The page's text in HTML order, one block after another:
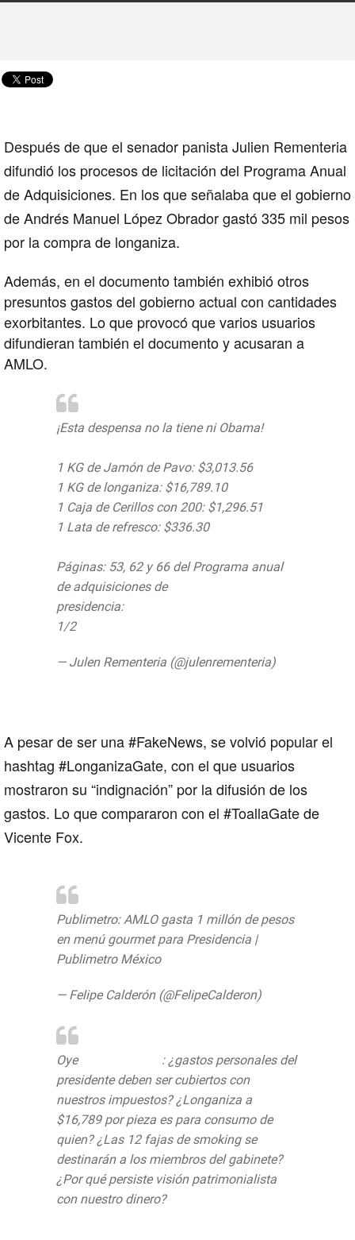
Después de que el senador panistaJulien Rementeria
difundió los procesos de licitación del Programa Anual
de Adquisiciones. En los que señalaba que el gobierno
de Andrés Manuel López Obrador gastó 335 mil pesos
por la compra de longaniza.
Además, en el documento también exhibió otros
presuntos gastos del gobierno actual con cantidades
exorbitantes. Lo que provocó que varios usuarios
difundieran también el documento y acusaran a
AMLO.
¡Esta despensa no la tiene ni Obama!
1 KG de Jamón de Pavo: $3,013.56
1 KG de longaniza: $16,789.10
1 Caja de Cerillos con 200: $1,296.51
1 Lata de refresco: $336.30
Páginas: 53, 62 y 66 del Programa anual
de adquisiciones de
presidencia:https://t.co/JYUy8wrwm1
1/2
— Julen Rementeria (@julenrementeria)
A pesar de ser una #FakeNews, se volvió popular el
hashtag #LonganizaGate, con el que usuarios
mostraron su “indignación” por la difusión de los
gastos. Lo que compararon con el #ToallaGatede
Vicente Fox.
Publimetro: AMLO gasta 1 millón de pesos
en menú gourmet para Presidencia |
Publimetro México
— Felipe Calderón (@FelipeCalderon)
Oye
: ¿gastos personales del
presidente deben ser cubiertos con
nuestros impuestos? ¿Longaniza a
$16,789 por pieza es para consumo de
quien? ¿Las 12 fajas de smoking se
destinarán a los miembros del gabinete?
¿Por qué persiste visión patrimonialista
con nuestro dinero?